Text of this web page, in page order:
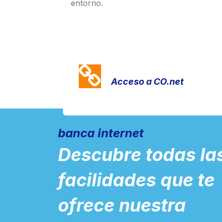
entorno.
Acceso a CO.net
banca internet
Descubre todas
facilidades que te
ofrece nuestra